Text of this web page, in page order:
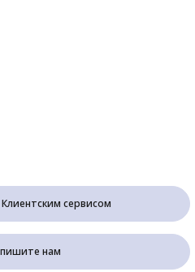
сервисом
нам